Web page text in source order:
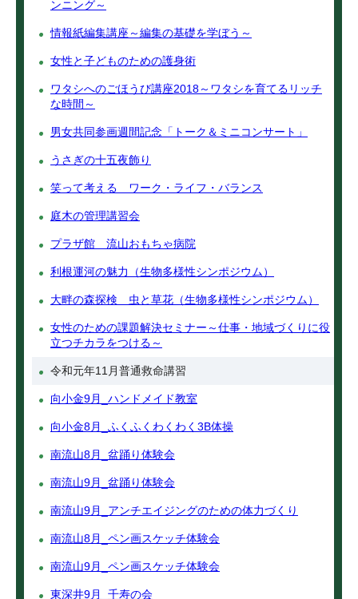
ンニング～
情報紙編集講座～編集の基礎を学ぼう～
女性と子どものための護身術
ワタシへのごほうび講座2018～ワタシを育てるリッチ
な時間～
男女共同参画週間記念「トーク＆ミニコンサート」
うさぎの十五夜飾り
笑って考える ワーク・ライフ・バランス
庭木の管理講習会
プラザ館 流山おもちゃ病院
利根運河の魅力（生物多様性シンポジウム）
大畔の森探検 虫と草花（生物多様性シンポジウム）
女性のための課題解決セミナー～仕事・地域づくりに役
立つチカラをつける～
令和元年11月普通救命講習
向小金9月_ハンドメイド教室
向小金8月_ふくふくわくわく3B体操
南流山8月_盆踊り体験会
南流山9月_盆踊り体験会
南流山9月_アンチエイジングのための体力づくり
南流山8月_ペン画スケッチ体験会
南流山9月_ペン画スケッチ体験会
東深井9月_千寿の会